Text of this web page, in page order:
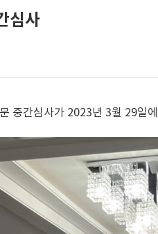
심사
중간심사가 2023년 3월 29일